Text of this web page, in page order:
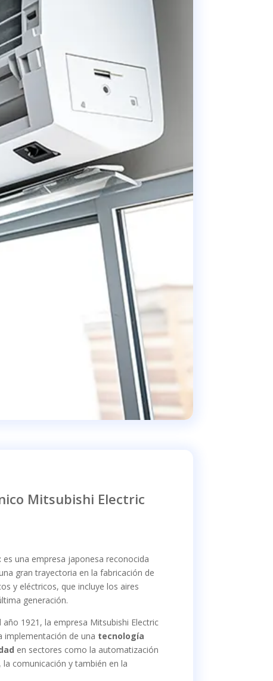
Mitsubishi Electric
es una empresa japonesa reconocida
gran trayectoria en la fabricación de
y eléctricos, que incluye los aires
generación.
año 1921, la empresa Mitsubishi Electric
implementación de una tecnología
en sectores como la automatización
la comunicación y también en la